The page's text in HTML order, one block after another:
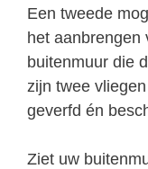
Een tweede
het aanbrengen
buitenmuur die
zijn twee
geverfd én
Ziet uw